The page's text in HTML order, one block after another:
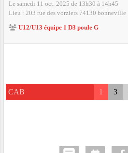
Le samedi 11 oct. 2025 de 13h30 à 14h45
Lieu : 203 rue des vorziers 74130 bonneville
U12/U13 équipe 1 D3 poule G
CAB 1 3